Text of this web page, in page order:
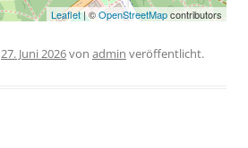
Leaflet| ©OpenStreetMapcontributors
27. Juni 2026von admin veröffentlicht.